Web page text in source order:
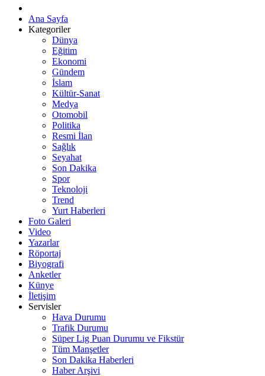
Ana Sayfa
Kategoriler
Dünya
Eğitim
Ekonomi
Gündem
İslam
Kültür-Sanat
Medya
Otomobil
Politika
Resmi İlan
Sağlık
Seyahat
Son Dakika
Spor
Teknoloji
Trend
Yurt Haberleri
Foto Galeri
Video
Yazarlar
Röportaj
Biyografi
Anketler
Künye
İletişim
Servisler
Hava Durumu
Trafik Durumu
Süper Lig Puan Durumu ve Fikstür
Tüm Manşetler
Son Dakika Haberleri
Haber Arşivi